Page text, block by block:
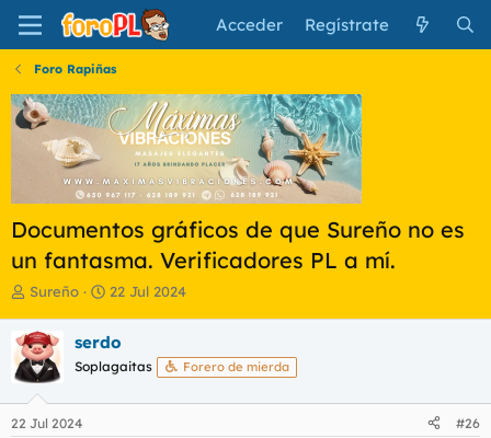
Acceder Regístrate
Foro Rapiñas
Documentos gráficos de que Sureño no es
un fantasma. Verificadores PL a mí.
I
i
c
i
a
d
o
Sureño
F
h
a
e
22 Jul 2024
serdo
Soplagaitas Forero de mierda
22 Jul 2024 #26